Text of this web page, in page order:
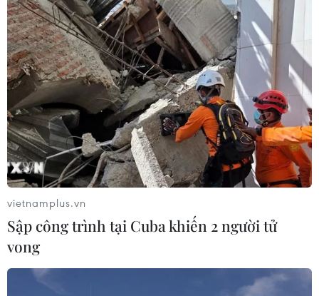
vietnamplus.vn
Sập công trình tại Cuba khiến 2 người tử
vong